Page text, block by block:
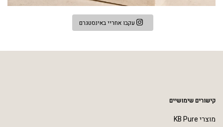
עקבו אחריי באינסטגרם
קישורים שימושיים
מוצרי KB Pure